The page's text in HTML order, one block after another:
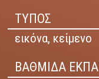
ΤΥΠΟΣ
εικόνα, κείμενο
ΒΑΘΜΙΔΑ